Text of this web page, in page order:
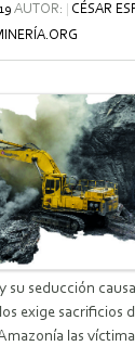
AUTOR:
CÉSAR
su seducción
exige sacrificios
las